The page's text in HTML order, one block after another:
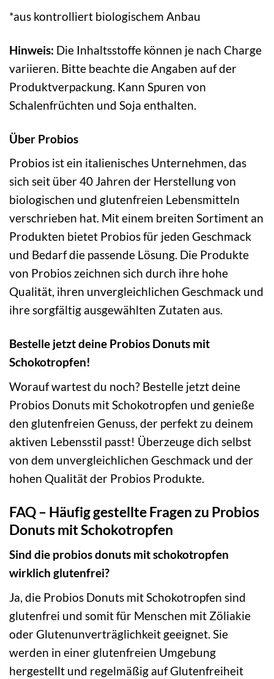
*aus kontrolliert biologischem Anbau
Hinweis: Die Inhaltsstoffe können je nach Charge
variieren. Bitte beachte die Angaben auf der
Produktverpackung. Kann Spuren von
Schalenfrüchten und Soja enthalten.
Über Probios
Probios ist ein italienisches Unternehmen, das
sich seit über 40 Jahren der Herstellung von
biologischen und glutenfreien Lebensmitteln
verschrieben hat. Mit einem breiten Sortiment an
Produkten bietet Probios für jeden Geschmack
und Bedarf die passende Lösung. Die Produkte
von Probios zeichnen sich durch ihre hohe
Qualität, ihren unvergleichlichen Geschmack und
ihre sorgfältig ausgewählten Zutaten aus.
Bestelle jetzt deine Probios Donuts mit
Schokotropfen!
Worauf wartest du noch? Bestelle jetzt deine
Probios Donuts mit Schokotropfen und genieße
den glutenfreien Genuss, der perfekt zu deinem
aktiven Lebensstil passt! Überzeuge dich selbst
von dem unvergleichlichen Geschmack und der
hohen Qualität der Probios Produkte.
FAQ – Häufig gestellte Fragen zu Probios
Donuts mit Schokotropfen
Sind die probios donuts mit schokotropfen
wirklich glutenfrei?
Ja, die Probios Donuts mit Schokotropfen sind
glutenfrei und somit für Menschen mit Zöliakie
oder Glutenunverträglichkeit geeignet. Sie
werden in einer glutenfreien Umgebung
hergestellt und regelmäßig auf Glutenfreiheit